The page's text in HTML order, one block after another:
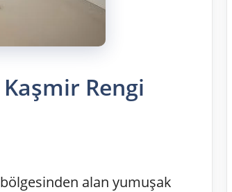
Rengi
alan yumuşak